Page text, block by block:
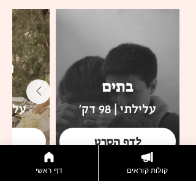
בתים
עלילתי | 98 דק'
לדף הסרט
עלילתי
דף ראשי קולות קוראים